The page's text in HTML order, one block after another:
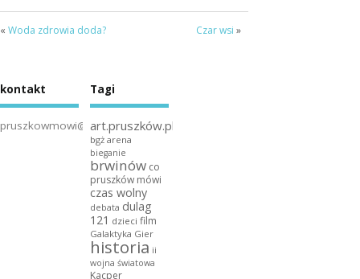
« Woda zdrowia doda? Czar wsi »
kontakt
pruszkowmowi@gmail.com
Tagi
art.pruszków.pl
bgż arena
bieganie
brwinów co
pruszków mówi
czas wolny
debata dulag
121 dzieci film
Galaktyka Gier
historia ii
wojna światowa
Kacper